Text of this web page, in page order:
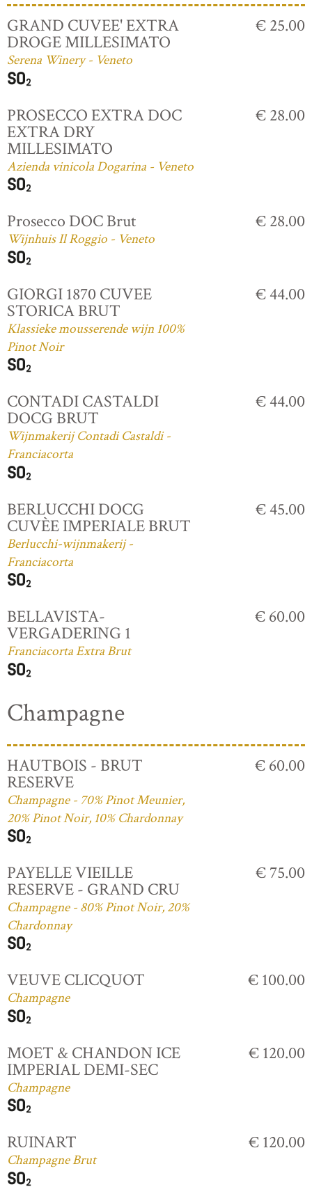
GRAND CUVEE' EXTRA
DROGE MILLESIMATO
Serena Winery - Veneto
€ 25.00
PROSECCO EXTRA DOC
EXTRA DRY
MILLESIMATO
Azienda vinicola Dogarina - Veneto
€ 28.00
Prosecco DOC Brut
Wijnhuis Il Roggio - Veneto
€ 28.00
GIORGI 1870 CUVEE
STORICA BRUT
Klassieke mousserende wijn 100%
Pinot Noir
€ 44.00
CONTADI CASTALDI
DOCG BRUT
Wijnmakerij Contadi Castaldi -
Franciacorta
€ 44.00
BERLUCCHI DOCG
CUVÈE IMPERIALE BRUT
Berlucchi-wijnmakerij -
Franciacorta
€ 45.00
BELLAVISTA-
VERGADERING 1
Franciacorta Extra Brut
€ 60.00
Champagne
HAUTBOIS - BRUT
RESERVE
Champagne - 70% Pinot Meunier,
20% Pinot Noir, 10% Chardonnay
€ 60.00
PAYELLE VIEILLE
RESERVE - GRAND CRU
Champagne - 80% Pinot Noir, 20%
Chardonnay
€ 75.00
VEUVE CLICQUOT
Champagne
€ 100.00
MOET & CHANDON ICE
IMPERIAL DEMI-SEC
Champagne
€ 120.00
RUINART
Champagne Brut
€ 120.00